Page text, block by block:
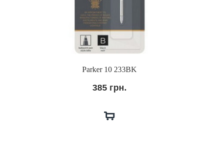
Parker 10 233BK
385 грн.